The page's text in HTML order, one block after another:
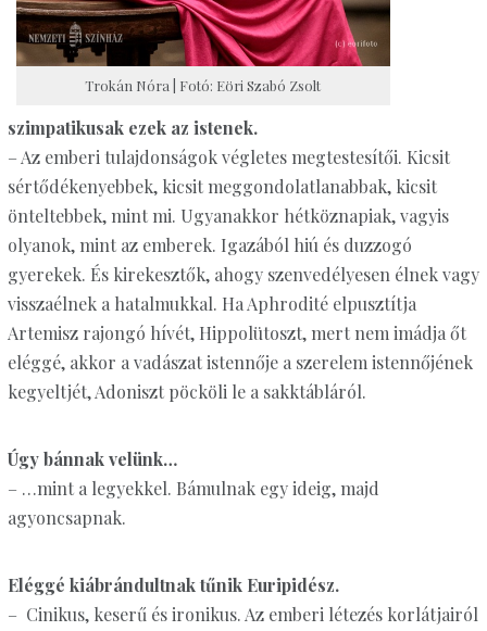
Trokán Nóra | Fotó: Eöri Szabó Zsolt
szimpatikusak ezek az istenek.
– Az emberi tulajdonságok végletes megtestesítői. Kicsit
sértődékenyebbek, kicsit meggondolatlanabbak, kicsit
önteltebbek, mint mi. Ugyanakkor hétköznapiak, vagyis
olyanok, mint az emberek. Igazából hiú és duzzogó
gyerekek. És kirekesztők, ahogy szenvedélyesen élnek vagy
visszaélnek a hatalmukkal. Ha Aphrodité elpusztítja
Artemisz rajongó hívét, Hippolütoszt, mert nem imádja őt
eléggé, akkor a vadászat istennője a szerelem istennőjének
kegyeltjét, Adoniszt pöcköli le a sakktábláról.
Úgy bánnak velünk…
– …mint a legyekkel. Bámulnak egy ideig, majd
agyoncsapnak.
Eléggé kiábrándultnak tűnik Euripidész.
– Cinikus, keserű és ironikus. Az emberi létezés korlátjairól